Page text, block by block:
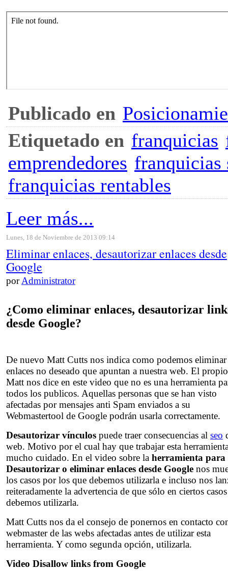
Publicado en
Etiquetado en franquicias
emprendedores franquicias
franquicias rentables
Leer más...
Lunes, 18 de Noviembre de 2013 09:14
Eliminar enlaces, desautorizar enlaces desde
Google
porAdministrator
¿Como eliminar enlaces, desautorizar
desde Google?
De nuevo Matt Cutts nos indica como podemos eliminar
enlaces no deseado que apuntan a nuestra web. El propio
Matt nos dice en este video que no es una herramienta
todos los publicos. Aquellas personas que se han visto
afectadas por mensajes anti Spam enviados a su
Webmastertool de Google podrán usarla correctamente.
Desautorizar vínculos puede traer consecuencias al seo
web. Motivo por el cual hay que trabajar esta
mucho cuidado. En el video sobre la herramienta para
Desautorizar o eliminar enlaces desde Google nos
los casos por los que debemos utilizarla e incluso nos
reiteradamente la advertencia de que sólo en ciertos casos
debemos utilizarla.
Matt Cutts nos da el consejo de ponernos en contacto
webmaster de las webs afectadas antes de utilizar esta
herramienta. Y como segunda opción, utilizarla.
Video Disallow links from Google